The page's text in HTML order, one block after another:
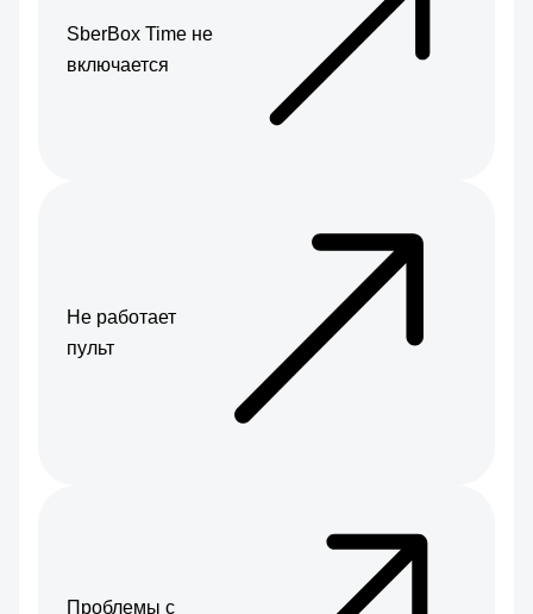
SberBox Time не
включается
Не работает
пульт
Проблемы с